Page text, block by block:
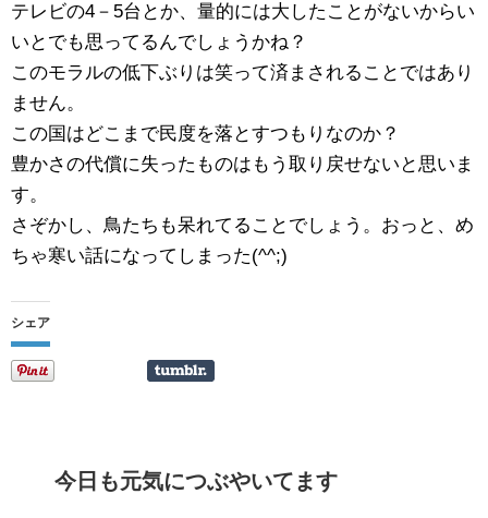
テレビの4－5台とか、量的には大したことがないからい
いとでも思ってるんでしょうかね？
このモラルの低下ぶりは笑って済まされることではあり
ません。
この国はどこまで民度を落とすつもりなのか？
豊かさの代償に失ったものはもう取り戻せないと思いま
す。
さぞかし、鳥たちも呆れてることでしょう。おっと、め
ちゃ寒い話になってしまった(^^;)
シェア
今日も元気につぶやいてます